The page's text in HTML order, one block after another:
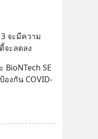
จะมีความ
จะลดลง
SE
งกัน COVID-